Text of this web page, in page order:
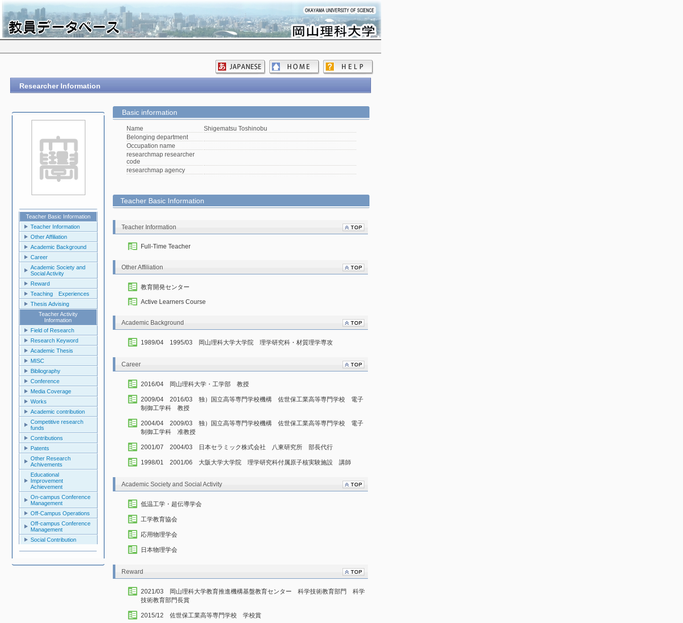
Researcher Information
Teacher Basic Information
Teacher Information
Other Affiliation
Academic Background
Career
Academic Society and
Social Activity
Reward
Teaching Experiences
Thesis Advising
Teacher Activity
Information
Field of Research
Research Keyword
Academic Thesis
MISC
Bibliography
Conference
Media Coverage
Works
Academic contribution
Competitive research
funds
Contributions
Patents
Other Research
Achivements
Educational
Improvement
Achievement
On-campus Conference
Management
Off-Campus Operations
Off-campus Conference
Management
Social Contribution
Basic information
Name
Shigematsu Toshinobu
Belonging department
Occupation name
researchmap researcher
code
researchmap agency
Teacher Basic Information
Teacher Information
Full-Time Teacher
Other Affiliation
教育開発センター
Active Learners Course
Academic Background
1989/04 1995/03 岡山理科大学大学院 理学研究科・材質理学専攻
Career
2016/04 岡山理科大学・工学部 教授
2009/04 2016/03 独）国立高等専門学校機構 佐世保工業高等専門学校 電子
制御工学科 教授
2004/04 2009/03 独）国立高等専門学校機構 佐世保工業高等専門学校 電子
制御工学科 准教授
2001/07 2004/03 日本セラミック株式会社 八東研究所 部長代行
1998/01 2001/06 大阪大学大学院 理学研究科付属原子核実験施設 講師
Academic Society and Social Activity
低温工学・超伝導学会
工学教育協会
応用物理学会
日本物理学会
Reward
2021/03 岡山理科大学教育推進機構基盤教育センター 科学技術教育部門 科学
技術教育部門長賞
2015/12 佐世保工業高等専門学校 学校賞